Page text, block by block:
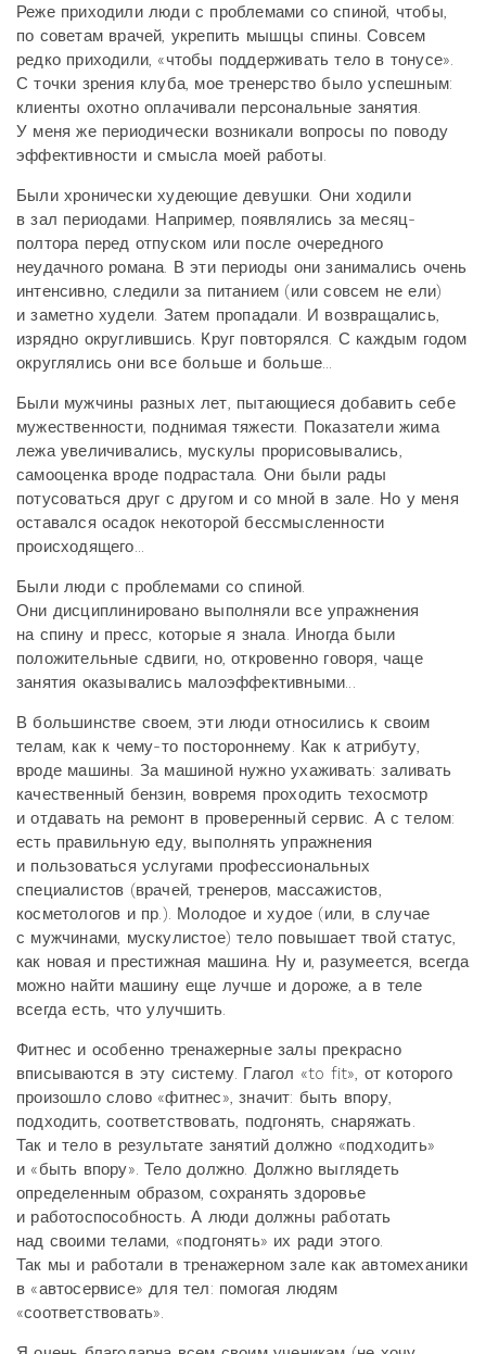
Реже приходили люди с проблемами со спиной, чтобы,
по советам врачей, укрепить мышцы спины. Совсем
редко приходили, «чтобы поддерживать тело в тонусе».
С точки зрения клуба, мое тренерство было успешным:
клиенты охотно оплачивали персональные занятия.
У меня же периодически возникали вопросы по поводу
эффективности и смысла моей работы.
Были хронически худеющие девушки. Они ходили
в зал периодами. Например, появлялись за месяц-
полтора перед отпуском или после очередного
неудачного романа. В эти периоды они занимались очень
интенсивно, следили за питанием (или совсем не ели)
и заметно худели. Затем пропадали. И возвращались,
изрядно округлившись. Круг повторялся. С каждым годом
округлялись они все больше и больше...
Были мужчины разных лет, пытающиеся добавить себе
мужественности, поднимая тяжести. Показатели жима
лежа увеличивались, мускулы прорисовывались,
самооценка вроде подрастала. Они были рады
потусоваться друг с другом и со мной в зале. Но у меня
оставался осадок некоторой бессмысленности
происходящего...
Были люди с проблемами со спиной.
Они дисциплинировано выполняли все упражнения
на спину и пресс, которые я знала. Иногда были
положительные сдвиги, но, откровенно говоря, чаще
занятия оказывались малоэффективными...
В большинстве своем, эти люди относились к своим
телам, как к чему-то постороннему. Как к атрибуту,
вроде машины. За машиной нужно ухаживать: заливать
качественный бензин, вовремя проходить техосмотр
и отдавать на ремонт в проверенный сервис. А с телом:
есть правильную еду, выполнять упражнения
и пользоваться услугами профессиональных
специалистов (врачей, тренеров, массажистов,
косметологов и пр.). Молодое и худое (или, в случае
с мужчинами, мускулистое) тело повышает твой статус,
как новая и престижная машина. Ну и, разумеется, всегда
можно найти машину еще лучше и дороже, а в теле
всегда есть, что улучшить.
Фитнес и особенно тренажерные залы прекрасно
вписываются в эту систему. Глагол «to fit», от которого
произошло слово «фитнес», значит: быть впору,
подходить, соответствовать, подгонять, снаряжать.
Так и тело в результате занятий должно «подходить»
и «быть впору». Тело должно. Должно выглядеть
определенным образом, сохранять здоровье
и работоспособность. А люди должны работать
над своими телами, «подгонять» их ради этого.
Так мы и работали в тренажерном зале как автомеханики
в «автосервисе» для тел: помогая людям
«соответствовать».